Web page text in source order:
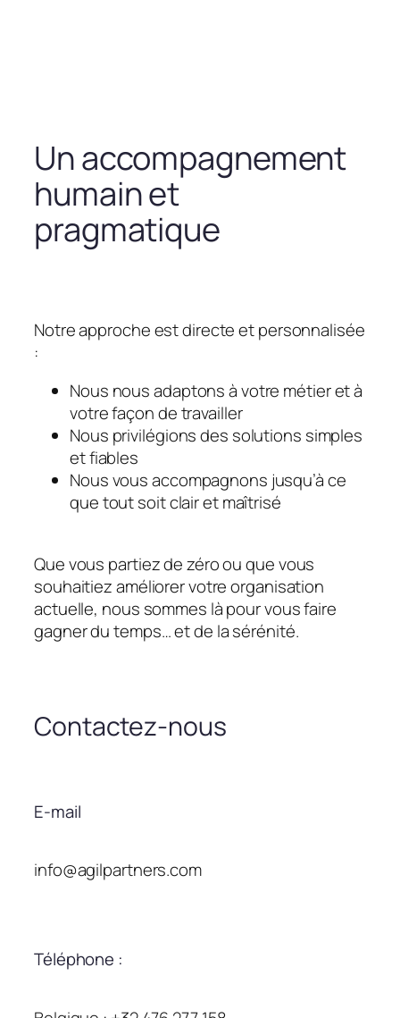
Un accompagnement
humain et
pragmatique
Notre approche est directe et personnalisée
:
Nous nous adaptons à votre métier et à
votre façon de travailler
Nous privilégions des solutions simples
et fiables
Nous vous accompagnons jusqu’à ce
que tout soit clair et maîtrisé
Que vous partiez de zéro ou que vous
souhaitiez améliorer votre organisation
actuelle, nous sommes là pour vous faire
gagner du temps… et de la sérénité.
Contactez-nous
E-mail
info@agilpartners.com
Téléphone :